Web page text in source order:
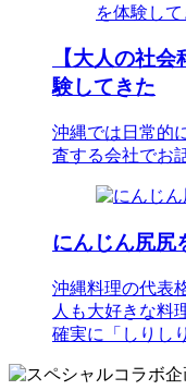
【大人の社
験してきた
沖縄では日常的
査する会社でお
にんじん尻尻
沖縄料理の代表
人も大好きな料
確実に「しりし